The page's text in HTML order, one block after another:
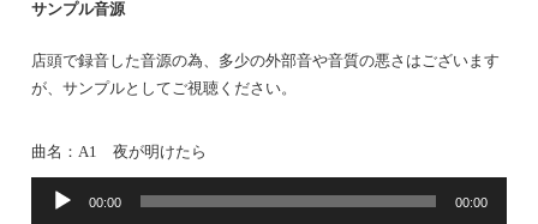
サンプル音源
店頭で録音した音源の為、多少の外部音や音質の悪さはございます
が、サンプルとしてご視聴ください。
曲名： A1 夜が明けたら
音
00:00 00:00